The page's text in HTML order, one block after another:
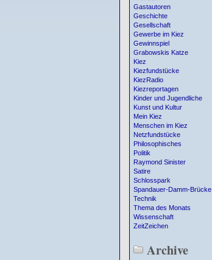
Gastautoren
Geschichte
Gesellschaft
Gewerbe im Kiez
Gewinnspiel
Grabowskis Katze
Kiez
Kiezfundstücke
KiezRadio
Kiezreportagen
Kinder und Jugendliche
Kunst und Kultur
Mein Kiez
Menschen im Kiez
Netzfundstücke
Philosophisches
Politik
Raymond Sinister
Satire
Schlosspark
Spandauer-Damm-Brücke
Technik
Thema des Monats
Wissenschaft
ZeitZeichen
Archive